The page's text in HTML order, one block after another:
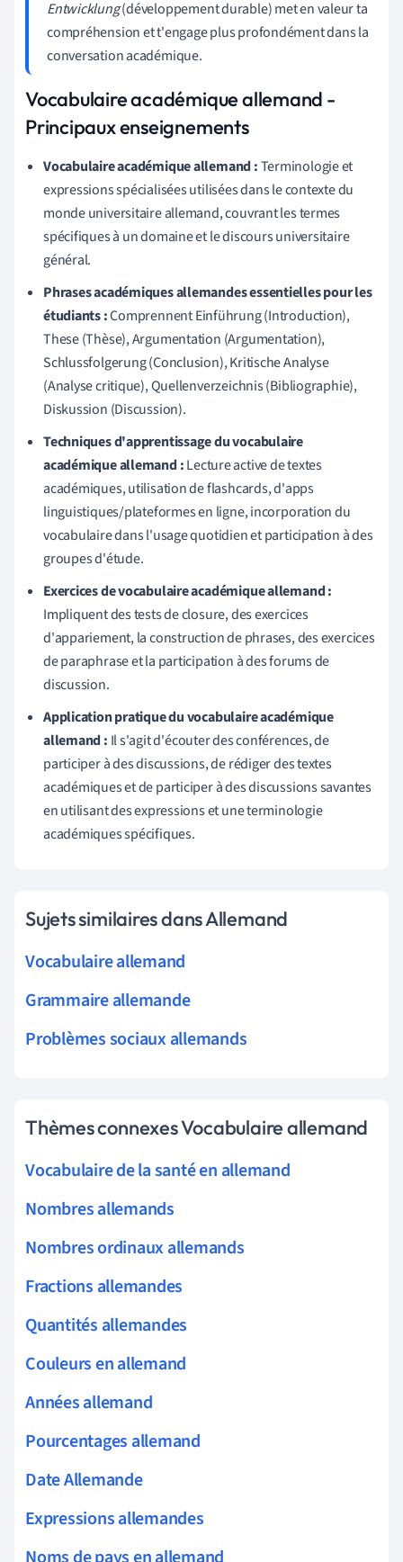
Entwicklung(développement durable) met en valeur ta
compréhension et t'engage plus profondément dans la
conversation académique.
Vocabulaire académique allemand -
Principaux enseignements
Vocabulaire académique allemand :Terminologie et
expressions spécialisées utilisées dans le contexte du
monde universitaire allemand, couvrant les termes
spécifiques à un domaine et le discours universitaire
général.
Phrases académiques allemandes essentielles pour les
étudiants :Comprennent Einführung (Introduction),
These (Thèse), Argumentation (Argumentation),
Schlussfolgerung (Conclusion), Kritische Analyse
(Analyse critique), Quellenverzeichnis (Bibliographie),
Diskussion (Discussion).
Techniques d'apprentissage du vocabulaire
académique allemand :Lecture active de textes
académiques, utilisation de flashcards, d'apps
linguistiques/plateformes en ligne, incorporation du
vocabulaire dans l'usage quotidien et participation à des
groupes d'étude.
Exercices de vocabulaire académique allemand :
Impliquent des tests de closure, des exercices
d'appariement, la construction de phrases, des exercices
de paraphrase et la participation à des forums de
discussion.
Application pratique du vocabulaire académique
allemand : Il s'agit d'écouter des conférences, de
participer à des discussions, de rédiger des textes
académiques et de participer à des discussions savantes
en utilisant des expressions et une terminologie
académiques spécifiques.
Sujets similaires dans Allemand
Vocabulaire allemand
Grammaire allemande
Problèmes sociaux allemands
Thèmes connexes Vocabulaire allemand
Vocabulaire de la santé en allemand
Nombres allemands
Nombres ordinaux allemands
Fractions allemandes
Quantités allemandes
Couleurs en allemand
Années allemand
Pourcentages allemand
Date Allemande
Expressions allemandes